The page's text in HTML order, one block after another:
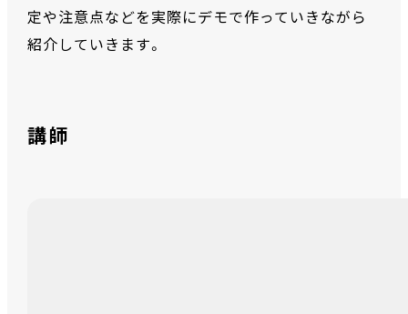
定や注意点などを実際にデモで作っていきながら
紹介していきます。
講師